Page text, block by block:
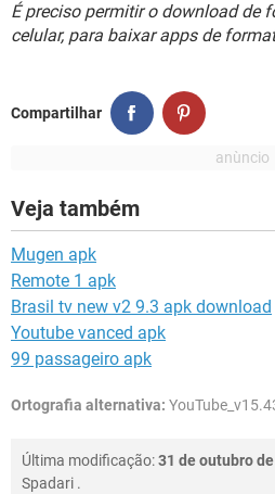
É preciso permitir o download de
celular, para baixar apps de
Compartilhar
Veja também
Mugen apk
Remote 1 apk
Brasil tv new v2 9.3 apk download
Youtube vanced apk
99 passageiro apk
Ortografia alternativa:
Última modificação:31 de outubro
Spadari .